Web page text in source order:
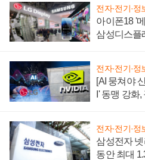
전자·전기·정
아이폰18 '
삼성디스플
전자·전기·정
[AI 뭉쳐야
I' 동맹 강화
전자·전기·정
삼성전자
동안 최대